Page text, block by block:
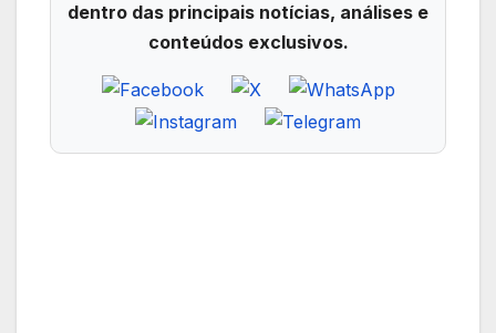
dentro das principais notícias, análises e
conteúdos exclusivos.